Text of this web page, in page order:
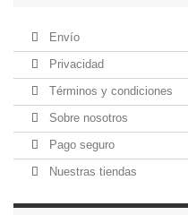
Envío
Privacidad
Términos y condiciones
Sobre nosotros
Pago seguro
Nuestras tiendas